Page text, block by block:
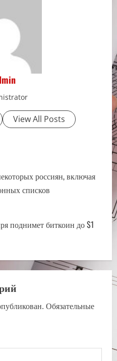
View All Posts
россиян, включая
списков
поднимет биткоин до $1
Обязательные